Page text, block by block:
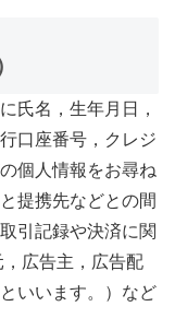
氏名，生年月日，
口座番号，クレジ
個人情報をお尋ね
提携先などとの間
引記録や決済に関
広告主，広告配
いいます。）など